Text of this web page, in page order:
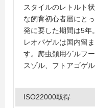
スタイルのレトルト
な飼育初心者層にと
発に要した期間は5年
レオパゲルは国内留
す。爬虫類用ゲルフ
スゾル、フトアゴゲ
ISO22000取得